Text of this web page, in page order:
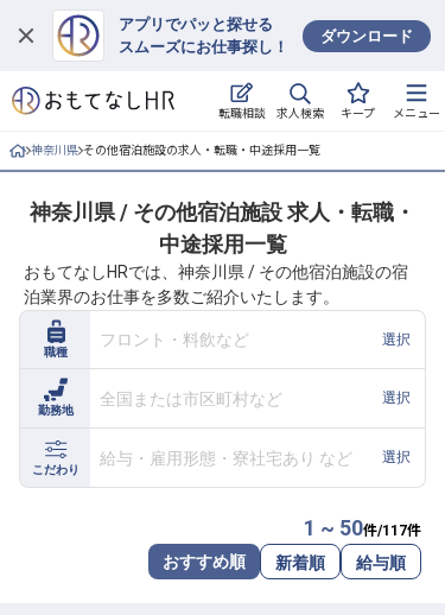
アプリでパッと探せる
スムーズにお仕事探し！
ダウンロード
転職相談 求人検索 キープ メニュー
ログイン
求人・施設を探す
就職・転職 合同説明会
おもてなしHRについて
ご利用の流れ
よくある質問
ホテル・宿泊業界情報コラム
転職サポートに申し込む
神奈川県 その他宿泊施設の求人・転職・中途採用一覧
神奈川県 / その他宿泊施設 求人・転職・
中途採用一覧
おもてなしHRでは、神奈川県 / その他宿泊施設の宿
泊業界のお仕事を多数ご紹介いたします。
職種
フロント・料飲など 選択
勤務地
全国または市区町村など 選択
こだわり
給与・雇用形態・寮社宅あり など 選択
1 ~ 50件/117件
おすすめ順 新着順 給与順